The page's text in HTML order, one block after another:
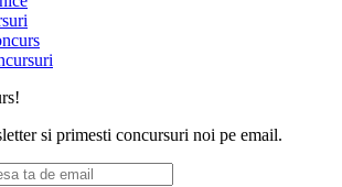
si primesti concursuri noi pe email.